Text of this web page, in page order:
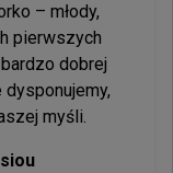
– młody,
pierwszych
dobrej
myśli.